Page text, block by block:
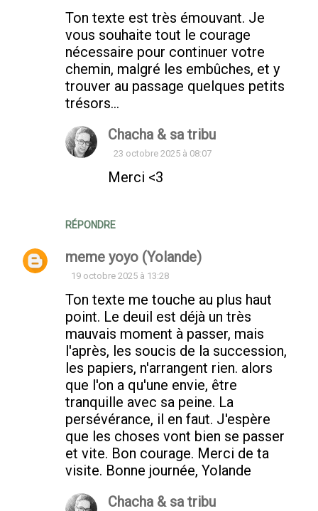
Ton texte est très émouvant. Je
vous souhaite tout le courage
nécessaire pour continuer votre
chemin, malgré les embûches, et y
trouver au passage quelques petits
trésors...
RÉPONDRE
Chacha & sa tribu
23 octobre 2025 à 08:07
Merci <3
meme yoyo (Yolande)
19 octobre 2025 à 13:28
Ton texte me touche au plus haut
point. Le deuil est déjà un très
mauvais moment à passer, mais
l'après, les soucis de la succession,
les papiers, n'arrangent rien. alors
que l'on a qu'une envie, être
tranquille avec sa peine. La
persévérance, il en faut. J'espère
que les choses vont bien se passer
et vite. Bon courage. Merci de ta
visite. Bonne journée, Yolande
Chacha & sa tribu